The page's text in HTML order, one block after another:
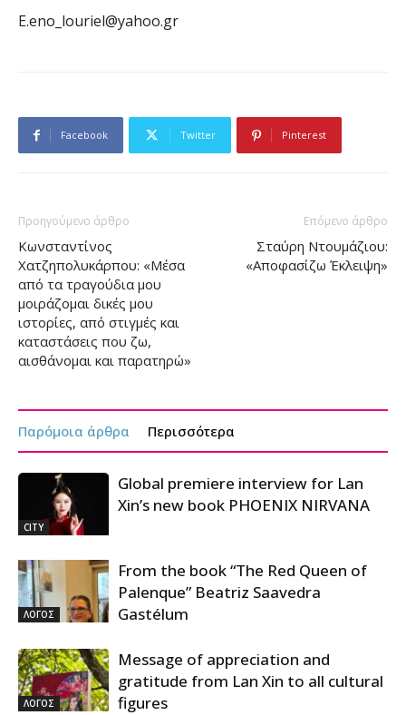
E.eno_louriel@yahoo.gr
Facebook Twitter Pinterest
Προηγούμενο άρθρο
Κωνσταντίνος
Χατζηπολυκάρπου: «Μέσα
από τα τραγούδια μου
μοιράζομαι δικές μου
ιστορίες, από στιγμές και
καταστάσεις που ζω,
αισθάνομαι και παρατηρώ»
Επόμενο άρθρο
Σταύρη Ντουμάζιου:
«Αποφασίζω Έκλειψη»
Παρόμοια άρθρα Περισσότερα
CITY
Global premiere interview for Lan
Xin’s new book PHOENIX NIRVANA
ΛΟΓΟΣ
From the book “The Red Queen of
Palenque” Beatriz Saavedra
Gastélum
ΛΟΓΟΣ
Message of appreciation and
gratitude from Lan Xin to all cultural
figures